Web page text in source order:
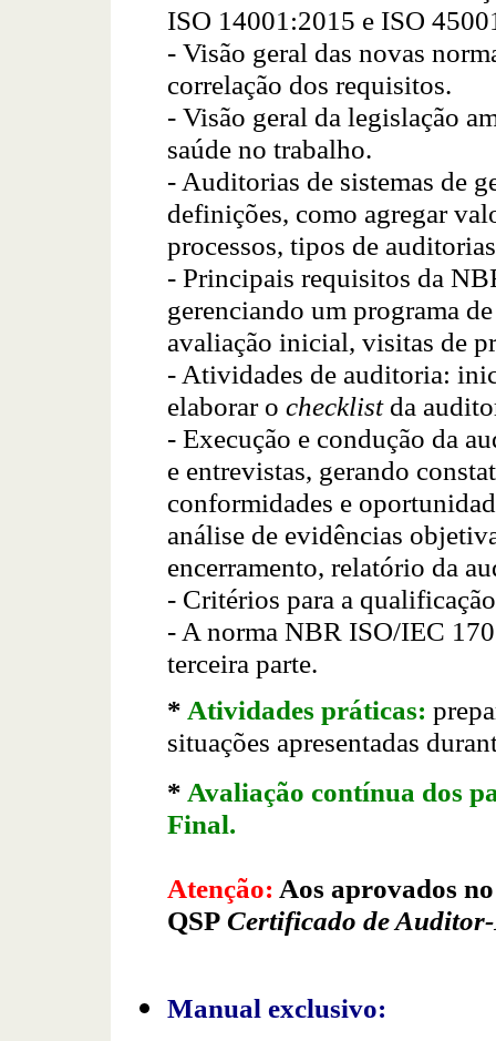
ISO 14001:2015 e ISO
- Visão geral das novas
correlação dos requisitos.
- Visão geral da legislação
saúde no trabalho.
- Auditorias de sistemas de
definições, como agregar
processos, tipos de
- Principais requisitos da
gerenciando um programa
avaliação inicial, visitas de
- Atividades de auditoria:
elaborar o checklistda
- Execução e condução da
e entrevistas, gerando
conformidades e
análise de evidências
encerramento, relatório da
- Critérios para a
- A norma NBR ISO/IEC
terceira parte.
* Atividades práticas:
situações apresentadas
* Avaliação contínua dos
Final.
Atenção: Aos aprovados
QSP Certificado de
Manual exclusivo: